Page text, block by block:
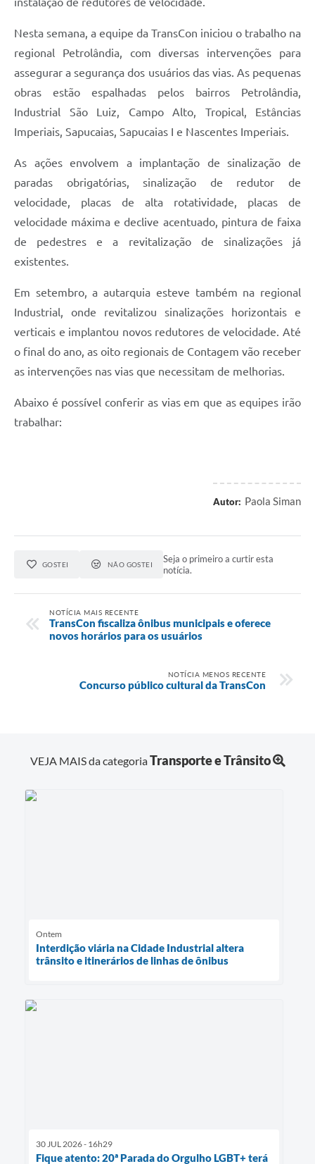
Nesta semana, a equipe da TransCon iniciou o trabalho na
regional Petrolândia, com diversas intervenções para
assegurar a segurança dos usuários das vias. As pequenas
obras estão espalhadas pelos bairros Petrolândia,
Industrial São Luiz, Campo Alto, Tropical, Estâncias
Imperiais, Sapucaias, Sapucaias I e Nascentes Imperiais.
As ações envolvem a implantação de sinalização de
paradas obrigatórias, sinalização de redutor de
velocidade, placas de alta rotatividade, placas de
velocidade máxima e declive acentuado, pintura de faixa
de pedestres e a revitalização de sinalizações já
existentes.
Em setembro, a autarquia esteve também na regional
Industrial, onde revitalizou sinalizações horizontais e
verticais e implantou novos redutores de velocidade. Até
o final do ano, as oito regionais de Contagem vão receber
as intervenções nas vias que necessitam de melhorias.
Abaixo é possível conferir as vias em que as equipes irão
trabalhar:
Autor: Paola Siman
GOSTEI NÃO GOSTEI
Seja o primeiro a curtir esta
notícia.
NOTÍCIA MAIS RECENTE
TransCon fiscaliza ônibus municipais e oferece
novos horários para os usuários
NOTÍCIA MENOS RECENTE
Concurso público cultural da TransCon
VEJA MAIS da categoriaTransporte e Trânsito
Ontem
Interdição viária na Cidade Industrial altera
trânsito e itinerários de linhas de ônibus
30 JUL 2026 - 16h29
Fique atento: 20ª Parada do Orgulho LGBT+ terá